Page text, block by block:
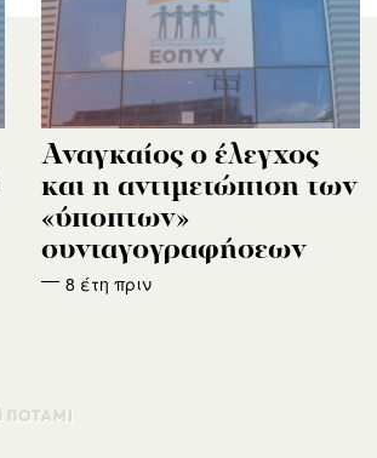
Αναγκαίος ο έλεγχος
και η αντιμετώπιση των
«ύποπτων»
συνταγογραφήσεων
8 έτη πριν